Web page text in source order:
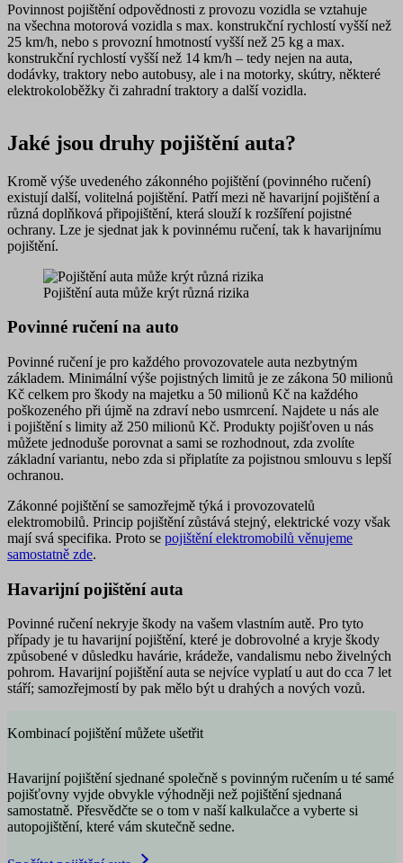
Povinnost pojištění odpovědnosti z provozu vozidla se vztahuje
na všechna motorová vozidla s max. konstrukční rychlostí vyšší než
25 km/h, nebo s provozní hmotností vyšší než 25 kg a max.
konstrukční rychlostí vyšší než 14 km/h – tedy nejen na auta,
dodávky, traktory nebo autobusy, ale i na motorky, skútry, některé
elektrokoloběžky či zahradní traktory a další vozidla.
Jaké jsou druhy pojištění auta?
Kromě výše uvedeného zákonného pojištění (povinného ručení)
existují další, volitelná pojištění. Patří mezi ně havarijní pojištění a
různá doplňková připojištění, která slouží k rozšíření pojistné
ochrany. Lze je sjednat jak k povinnému ručení, tak k havarijnímu
pojištění.
Pojištění auta může krýt různá rizika
Povinné ručení na auto
Povinné ručení je pro každého provozovatele auta nezbytným
základem. Minimální výše pojistných limitů je ze zákona 50 milionů
Kč celkem pro škody na majetku a 50 milionů Kč na každého
poškozeného při újmě na zdraví nebo usmrcení. Najdete u nás ale
i pojištění s limity až 250 milionů Kč. Produkty pojišťoven u nás
můžete jednoduše porovnat a sami se rozhodnout, zda zvolíte
základní variantu, nebo zda si připlatíte za pojistnou smlouvu s lepší
ochranou.
Zákonné pojištění se samozřejmě týká i provozovatelů
elektromobilů. Princip pojištění zůstává stejný, elektrické vozy však
mají svá specifika. Proto se pojištění elektromobilů věnujeme
samostatně zde.
Havarijní pojištění auta
Povinné ručení nekryje škody na vašem vlastním autě. Pro tyto
případy je tu havarijní pojištění, které je dobrovolné a kryje škody
způsobené v důsledku havárie, krádeže, vandalismu nebo živelných
pohrom. Havarijní pojištění auta se nejvíce vyplatí u aut do cca 7 let
stáří; samozřejmostí by pak mělo být u drahých a nových vozů.
Kombinací pojištění můžete ušetřit
Havarijní pojištění sjednané společně s povinným ručením u té samé
pojišťovny vyjde obvykle výhodněji než pojištění sjednaná
samostatně. Přesvědčte se o tom v naší kalkulačce a vyberte si
autopojištění, které vám skutečně sedne.